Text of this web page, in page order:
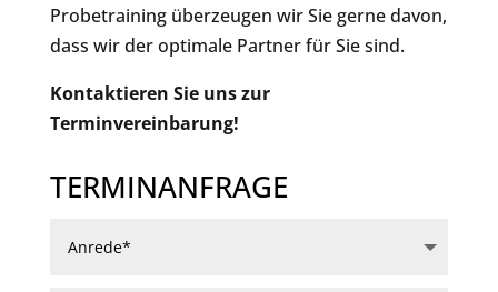
Probetraining überzeugen wir Sie gerne davon,
dass wir der optimale Partner für Sie sind.
Kontaktieren Sie uns zur
Terminvereinbarung!
TERMINANFRAGE